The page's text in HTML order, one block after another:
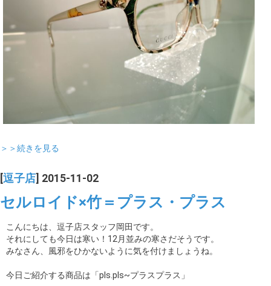
＞＞続きを見る
逗子店 ] 2015-11-02
セルロイド×竹＝プラス・プラス
こんにちは、逗子店スタッフ岡田です。
それにしても今日は寒い！12月並みの寒さだそうです。
みなさん、風邪をひかないように気を付けましょうね。
今日ご紹介する商品は「pls.pls~プラスプラス」